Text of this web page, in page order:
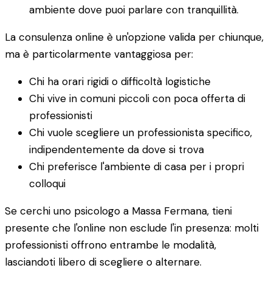
ambiente dove puoi parlare con tranquillità.
La consulenza online è un'opzione valida per chiunque,
ma è particolarmente vantaggiosa per:
Chi ha orari rigidi o difficoltà logistiche
Chi vive in comuni piccoli con poca offerta di
professionisti
Chi vuole scegliere un professionista specifico,
indipendentemente da dove si trova
Chi preferisce l'ambiente di casa per i propri
colloqui
Se cerchi uno psicologo a Massa Fermana, tieni
presente che l'online non esclude l'in presenza: molti
professionisti offrono entrambe le modalità,
lasciandoti libero di scegliere o alternare.